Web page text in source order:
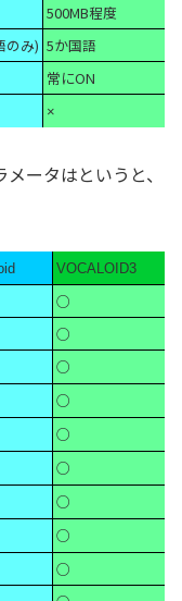
500MB程度
のみ) 5か国語
常にON
×
ータはというと、
VOCALOID3
○
○
○
○
○
○
○
○
○